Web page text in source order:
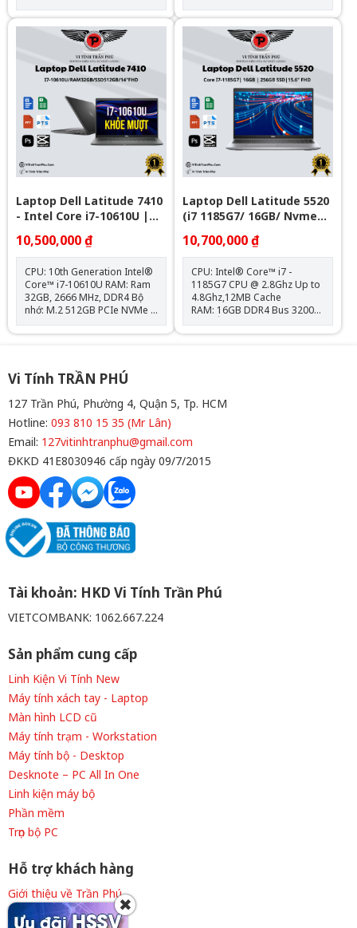
HD IPS Trọng lượng: 1.8kg
Tặng kèm: Balo + Chuột
Bluetooth + Lót chuột Hệ điều
hành: Chưa Bao Gồm
Card: Intel® UHD Graphics
620 Màn hình: 14" FHD (1920
x 1080) IPS Trọng lượng:1.4kg
Kết nối: 1x USB 3.1; 2x
Thunderbolt™ 3; 1x HDMI
2.0; 1x uSD 4.0, 1x Sim Slot;
1x Universal Audio Jack Tặng
kèm: Balo + Chuột Bluetooth
+ Lót chuột Bảo hành : Máy
12 tháng , Pin & Sạc 6 tháng.
Hệ điều hành: Chưa Bao Gồm
Laptop Dell Latitude 7410
- Intel Core i7-10610U |
32GB | Nvme 512GB - 14
inch Full HD
10,500,000 ₫
CPU: 10th Generation Intel®
Core™ i7-10610U RAM: Ram
32GB, 2666 MHz, DDR4 Bộ
nhớ: M.2 512GB PCIe NVMe
Card: Intel® UHD Graphics
620 Màn hình: 14.0" FHD
Laptop Dell Latitude 5520
(i7 1185G7/ 16GB/ Nvme
256GB/ 15.6" FHD)
10,700,000 ₫
CPU: Intel® Core™ i7 -
1185G7 CPU @ 2.8Ghz Up to
4.8Ghz,12MB Cache
RAM: 16GB DDR4 Bus 3200
MHz Ổ cứng: 256GB PCIe®
SSD VGA: Intel® Iris® Xe
2.0, 1 RJ-45 Ethernet, 1x jack
tai nghe 3.5, 1x thẻ nhớ SD
Hành: Phần cứng 12 Tháng
(Pin + Sạc 06 Tháng) Tặng:
Balo + Chuột Bluetooth + Lót
Vi Tính TRẦN PHÚ
127 Trần Phú, Phường 4, Quận 5, Tp. HCM
Hotline: 093 810 15 35 (Mr Lân)
Email: 127vitinhtranphu@gmail.com
ĐKKD 41E8030946 cấp ngày 09/7/2015
Tài khoản: HKD Vi Tính Trần Phú
VIETCOMBANK: 1062.667.224
Sản phẩm cung cấp
Linh Kiện Vi Tính New
Máy tính xách tay - Laptop
Màn hình LCD cũ
Máy tính trạm - Workstation
Máy tính bộ - Desktop
Desknote – PC All In One
Linh kiện máy bộ
Phần mềm
Trọn bộ PC
Hỗ trợ khách hàng
Giới thiệu về Trần Phú
Thông tin tuyển dụng✖